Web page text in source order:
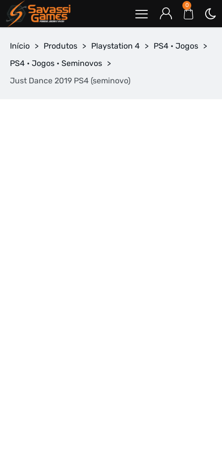
0
Início > Produtos > Playstation 4 > PS4 • Jogos >
PS4 • Jogos • Seminovos >
Just Dance 2019 PS4 (seminovo)